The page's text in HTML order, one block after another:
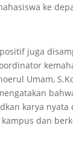
ke
juga
Umam,
karya nyata
dan